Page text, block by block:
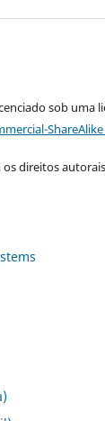
sob uma
direitos